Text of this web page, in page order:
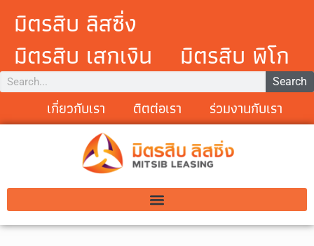
มิตรสิบ ลิสซิ่ง
มิตรสิบ เสกเงิน
มิตรสิบ พิโก
Search
เกี่ยวกับเรา ติตต่อเรา ร่วมงานกับเรา